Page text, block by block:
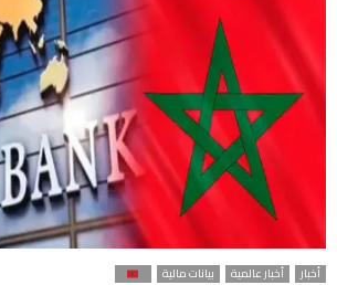
أخبار أخبار عالمية بيانات مالية